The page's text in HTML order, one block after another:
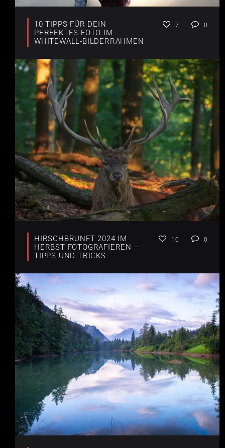
10 TIPPS FÜR DEIN
PERFEKTES FOTO IM
WHITEWALL-BILDERRAHMEN
7 0
HIRSCHBRUNFT 2024 IM
HERBST FOTOGRAFIEREN –
TIPPS UND TRICKS
10 0